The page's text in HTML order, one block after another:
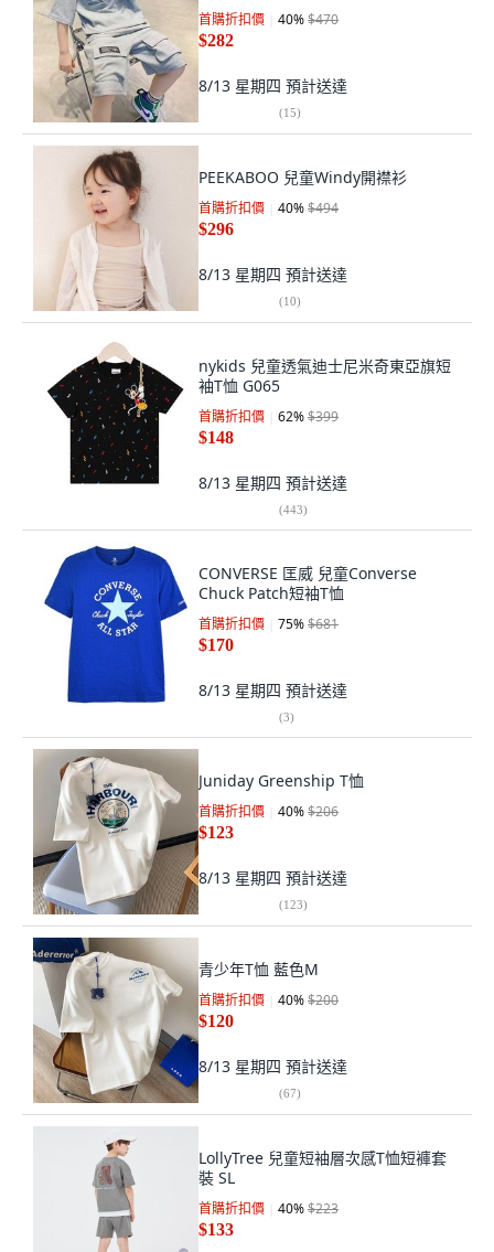
首購折扣價 40%$470
$282
8/13 星期四 預計送達
(15)
PEEKABOO 兒童Windy開襟衫
首購折扣價 40%$494
$296
8/13 星期四 預計送達
(10)
nykids 兒童透氣迪士尼米奇東亞旗短
袖T恤 G065
首購折扣價 62%$399
$148
8/13 星期四 預計送達
(443)
CONVERSE 匡威 兒童Converse
Chuck Patch短袖T恤
首購折扣價 75%$681
$170
8/13 星期四 預計送達
(3)
Juniday Greenship T恤
首購折扣價 40%$206
$123
8/13 星期四 預計送達
(123)
青少年T恤 藍色M
首購折扣價 40%$200
$120
8/13 星期四 預計送達
(67)
LollyTree 兒童短袖層次感T恤短褲套
裝 SL
首購折扣價 40%$223
$133